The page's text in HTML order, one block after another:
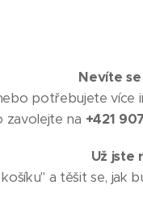
Nevíte
potřebujete více
zavolejte na +421
Už jste
a těšit se, jak